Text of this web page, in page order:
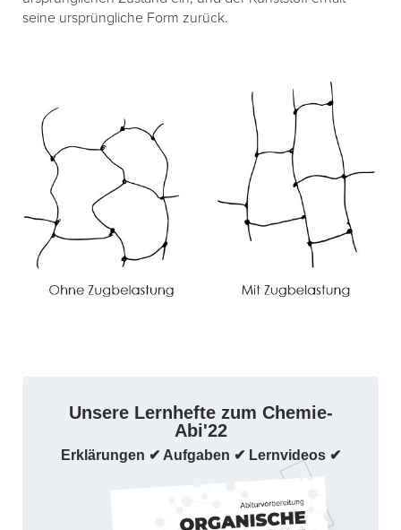
seine ursprüngliche Form zurück.
Unsere Lernhefte zum Chemie-
Abi'22
Erklärungen ✔ Aufgaben ✔ Lernvideos ✔